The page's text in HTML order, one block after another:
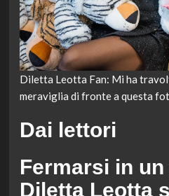
Diletta Leotta Fan: Mi ha
meraviglia di fronte a questa
Dai lettori
Fermarsi in
Diletta Leotta